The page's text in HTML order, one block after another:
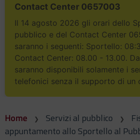
Contact Center 0657003
Il 14 agosto 2026 gli orari dello
pubblico e del Contact Center
saranno i seguenti: Sportello:
Contact Center: 08.00 - 13.00.
saranno disponibili solamente i
telefonici senza il supporto di un
Home Servizi al pubblico
appuntamento allo Sportello al